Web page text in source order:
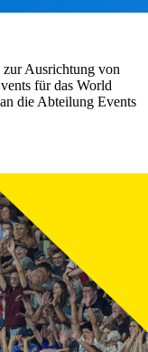
zur Ausrichtung von
für das World
die Abteilung Events